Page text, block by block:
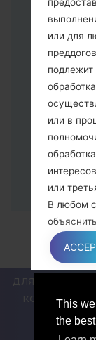
This
the
Далее
Ваш
Reboot".
В
ДЛЯ БЛОГЕРОВ
КОНТАКТЫ
или для
подлежит
или в
или
В любом
которая